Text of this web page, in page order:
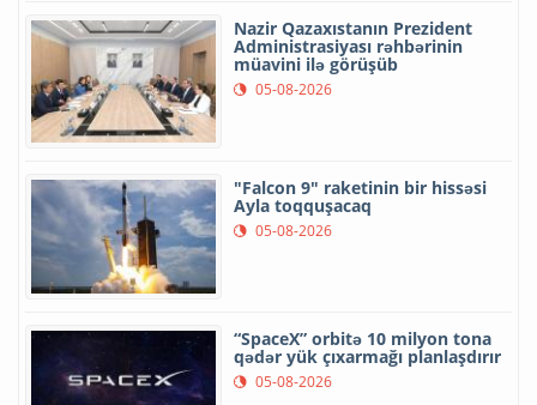
Nazir Qazaxıstanın Prezident
Administrasiyası rəhbərinin
müavini ilə görüşüb
05-08-2026
"Falcon 9" raketinin bir hissəsi
Ayla toqquşacaq
05-08-2026
“SpaceX” orbitə 10 milyon tona
qədər yük çıxarmağı planlaşdırır
05-08-2026